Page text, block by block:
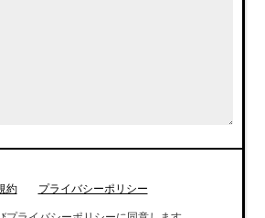
約 プライバシーポリシー